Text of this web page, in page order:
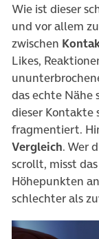
Wie ist dieser
und vor allem
zwischen
Likes,
das echte Nähe
dieser
fragmentiert.
Vergleich. Wer
scrollt, misst
Höhepunkten
schlechter als